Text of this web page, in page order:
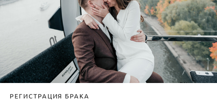
РЕГИСТРАЦИЯ БРАКА